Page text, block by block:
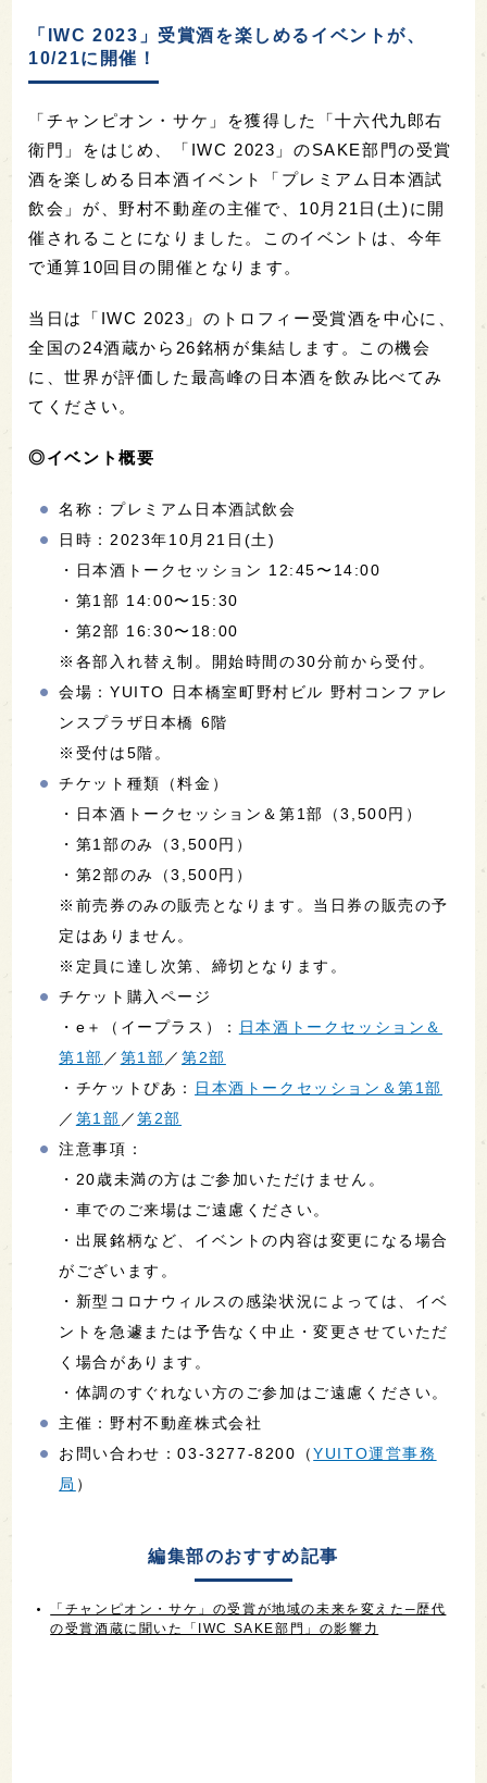
「IWC 2023」受賞酒を楽しめるイベントが、
10/21に開催！
「チャンピオン・サケ」を獲得した「十六代九郎右
衛門」をはじめ、「IWC 2023」のSAKE部門の受賞
酒を楽しめる日本酒イベント「プレミアム日本酒試
飲会」が、野村不動産の主催で、10月21日(土)に開
催されることになりました。このイベントは、今年
で通算10回目の開催となります。
当日は「IWC 2023」のトロフィー受賞酒を中心に、
全国の24酒蔵から26銘柄が集結します。この機会
に、世界が評価した最高峰の日本酒を飲み比べてみ
てください。
◎イベント概要
名称：プレミアム日本酒試飲会
日時：2023年10月21日(土)
・日本酒トークセッション 12:45〜14:00
・第1部 14:00〜15:30
・第2部 16:30〜18:00
※各部入れ替え制。開始時間の30分前から受付。
会場：YUITO 日本橋室町野村ビル 野村コンファレ
ンスプラザ日本橋 6階
※受付は5階。
チケット種類（料金）
・日本酒トークセッション＆第1部（3,500円）
・第1部のみ（3,500円）
・第2部のみ（3,500円）
※前売券のみの販売となります。当日券の販売の予
定はありません。
※定員に達し次第、締切となります。
チケット購入ページ
・e＋（イープラス）：
日本酒トークセッション＆
第1部 ／ 第1部 ／第2部
・チケットぴあ：
日本酒トークセッション＆第1部
／ 第1部 ／第2部
注意事項：
・20歳未満の方はご参加いただけません。
・車でのご来場はご遠慮ください。
・出展銘柄など、イベントの内容は変更になる場合
がございます。
・新型コロナウィルスの感染状況によっては、イベ
ントを急遽または予告なく中止・変更させていただ
く場合があります。
・体調のすぐれない方のご参加はご遠慮ください。
主催：野村不動産株式会社
お問い合わせ：03-3277-8200（YUITO運営事務
局 ）
編集部のおすすめ記事
「チャンピオン・サケ」の受賞が地域の未来を変えた─歴代
の受賞酒蔵に聞いた「IWC SAKE部門」の影響力